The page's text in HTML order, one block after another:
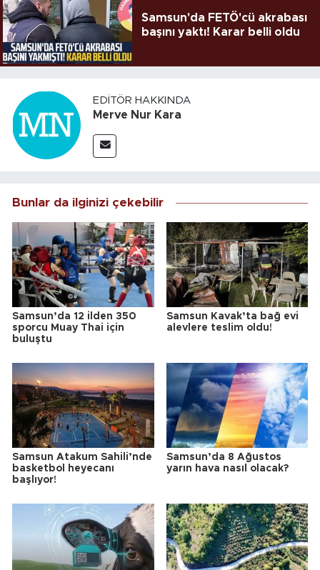
Samsun'da FETÖ'cü akrabası
başını yaktı! Karar belli oldu
EDITÖR HAKKINDA
Merve Nur Kara
Bunlar da ilginizi çekebilir
Samsun’da 12 ilden 350
sporcu Muay Thai için
buluştu
Samsun Kavak’ta bağ evi
alevlere teslim oldu!
Samsun Atakum Sahili’nde
basketbol heyecanı
başlıyor!
Samsun’da 8 Ağustos
yarın hava nasıl olacak?